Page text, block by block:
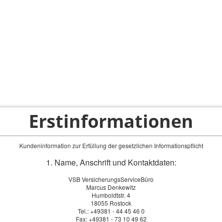
Erstinformationen
Kundeninformation zur Erfüllung der gesetzlichen Informationspflicht
1. Name, Anschrift und Kontaktdaten:
VSB VersicherungsServiceBüro
Marcus Denkewitz
Humboldtstr. 4
18055 Rostock
Tel.: +49381 - 44 45 46 0
Fax: +49381 - 73 10 49 62